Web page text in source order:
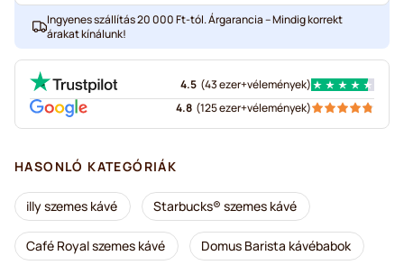
Ingyenes szállítás 20 000 Ft-tól. Árgarancia – Mindig korrekt
árakat kínálunk!
4.5 (43 ezer+vélemények)
4.8 (125 ezer+vélemények)
HASONLÓ KATEGÓRIÁK
illy szemes kávé Starbucks® szemes kávé
Café Royal szemes kávé Domus Barista kávébabok